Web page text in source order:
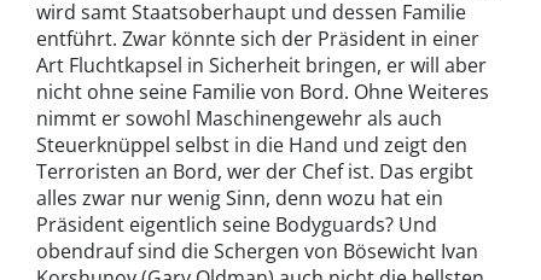
wird samt Staatsoberhaupt und dessen Familie
entführt. Zwar könnte sich der Präsident in einer
Art Fluchtkapsel in Sicherheit bringen, er will aber
nicht ohne seine Familie von Bord. Ohne Weiteres
nimmt er sowohl Maschinengewehr als auch
Steuerknüppel selbst in die Hand und zeigt den
Terroristen an Bord, wer der Chef ist. Das ergibt
alles zwar nur wenig Sinn, denn wozu hat ein
Präsident eigentlich seine Bodyguards? Und
obendrauf sind die Schergen von Bösewicht Ivan